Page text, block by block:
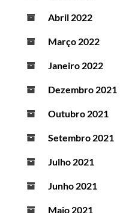
Abril 2022
Março 2022
Janeiro 2022
Dezembro 2021
Outubro 2021
Setembro 2021
Julho 2021
Junho 2021
Maio 2021